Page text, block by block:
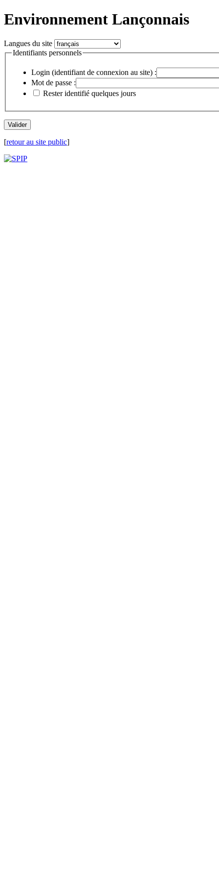
Environnement Lançonnais
Langues du site
Identifiants personnels
Login (identifiant de connexion au site) :
Mot de passe :
Rester identifié quelques jours
[retour au site public]